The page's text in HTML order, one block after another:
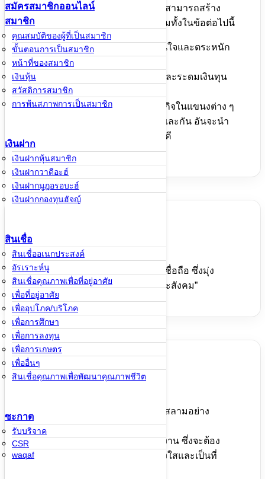
สมัครสมาชิกออนไลน์
สมาชิก
คุณสมบัติของผู้ที่เป็นสมาชิก
ขั้นตอนการเป็นสมาชิก
หน้าที่ของสมาชิก
เงินหุ้น
สวัสดิการสมาชิก
การพ้นสภาพการเป็นสมาชิก
เงินฝาก
เงินฝากหุ้นสมาชิก
เงินฝากวาดีอะฮ์
เงินฝากมูฎอรอบะฮ์
เงินฝากกองทุนฮัจญ์
สินเชื่อ
สินเชื่ออเนกประสงค์
อัรเราะห์นู
สินเชื่อคุณภาพเพื่อที่อยู่อาศัย
เพื่อที่อยู่อาศัย
เพื่ออุปโภค/บริโภค
เพื่อการศึกษา
เพื่อการลงทุน
เพื่อการเกษตร
เพื่ออื่นๆ
สินเชื่อคุณภาพเพื่อพัฒนาคุณภาพชีวิต
ซะกาต
รับบริจาค
CSR
waqaf
รวมทั้งทางเศรษฐกิจและสังคม ซึ่งสามารถสร้าง
คุณภาพชีวิตที่ดี อยู่ดี กินดี มีสุขรวมทั้งในข้อต่อไปนี้
ส่งเสริมให้สมาชิกมีความสนใจและตระหนัก
ในธุรกิจแบบอิสลาม
ส่งเสริมให้มีการออมทรัพย์และระดมเงินทุน
ในรูปแบบต่างๆ
ส่งเสริมให้มีการลงทุนทำธุรกิจในแขนงต่าง ๆ
ส่งเสริมการช่วยเหลือซึ่งกันและกัน อันจะนำ
ไปสู่ความสมัครสมานสามัคคี
วิสัยทัศน์
“เป็นสถาบันการเงินที่มั่นคง เป็นที่เชื่อถือ ซึ่งมุ่ง
พัฒนาคุณภาพชีวิตของสมาชิกและสังคม”
พันธกิจ
ดำเนินการโดยยึดหลักการอิสลามอย่าง
เคร่งครัด
ถือการบริการเป็นหัวใจของงาน ซึ่งจะต้อง
สะดวก รวดเร็ว ถูกต้อง โปร่งใสและเป็นที่